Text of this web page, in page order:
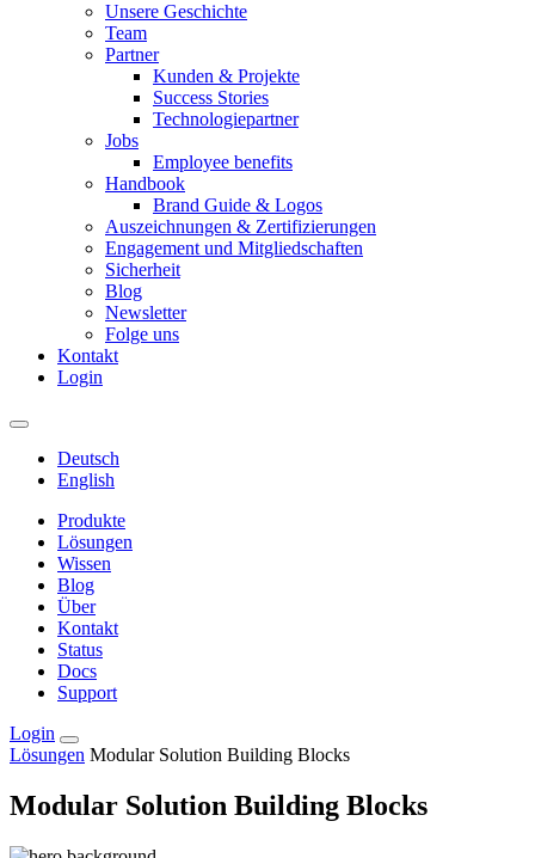
Unsere Geschichte
Team
Partner
Kunden & Projekte
Success Stories
Technologiepartner
Jobs
Employee benefits
Handbook
Brand Guide & Logos
Auszeichnungen & Zertifizierungen
Engagement und Mitgliedschaften
Sicherheit
Blog
Newsletter
Folge uns
Kontakt
Login
Deutsch
English
Produkte
Lösungen
Wissen
Blog
Über
Kontakt
Status
Docs
Support
Login
Lösungen Modular Solution Building Blocks
Modular Solution Building Blocks